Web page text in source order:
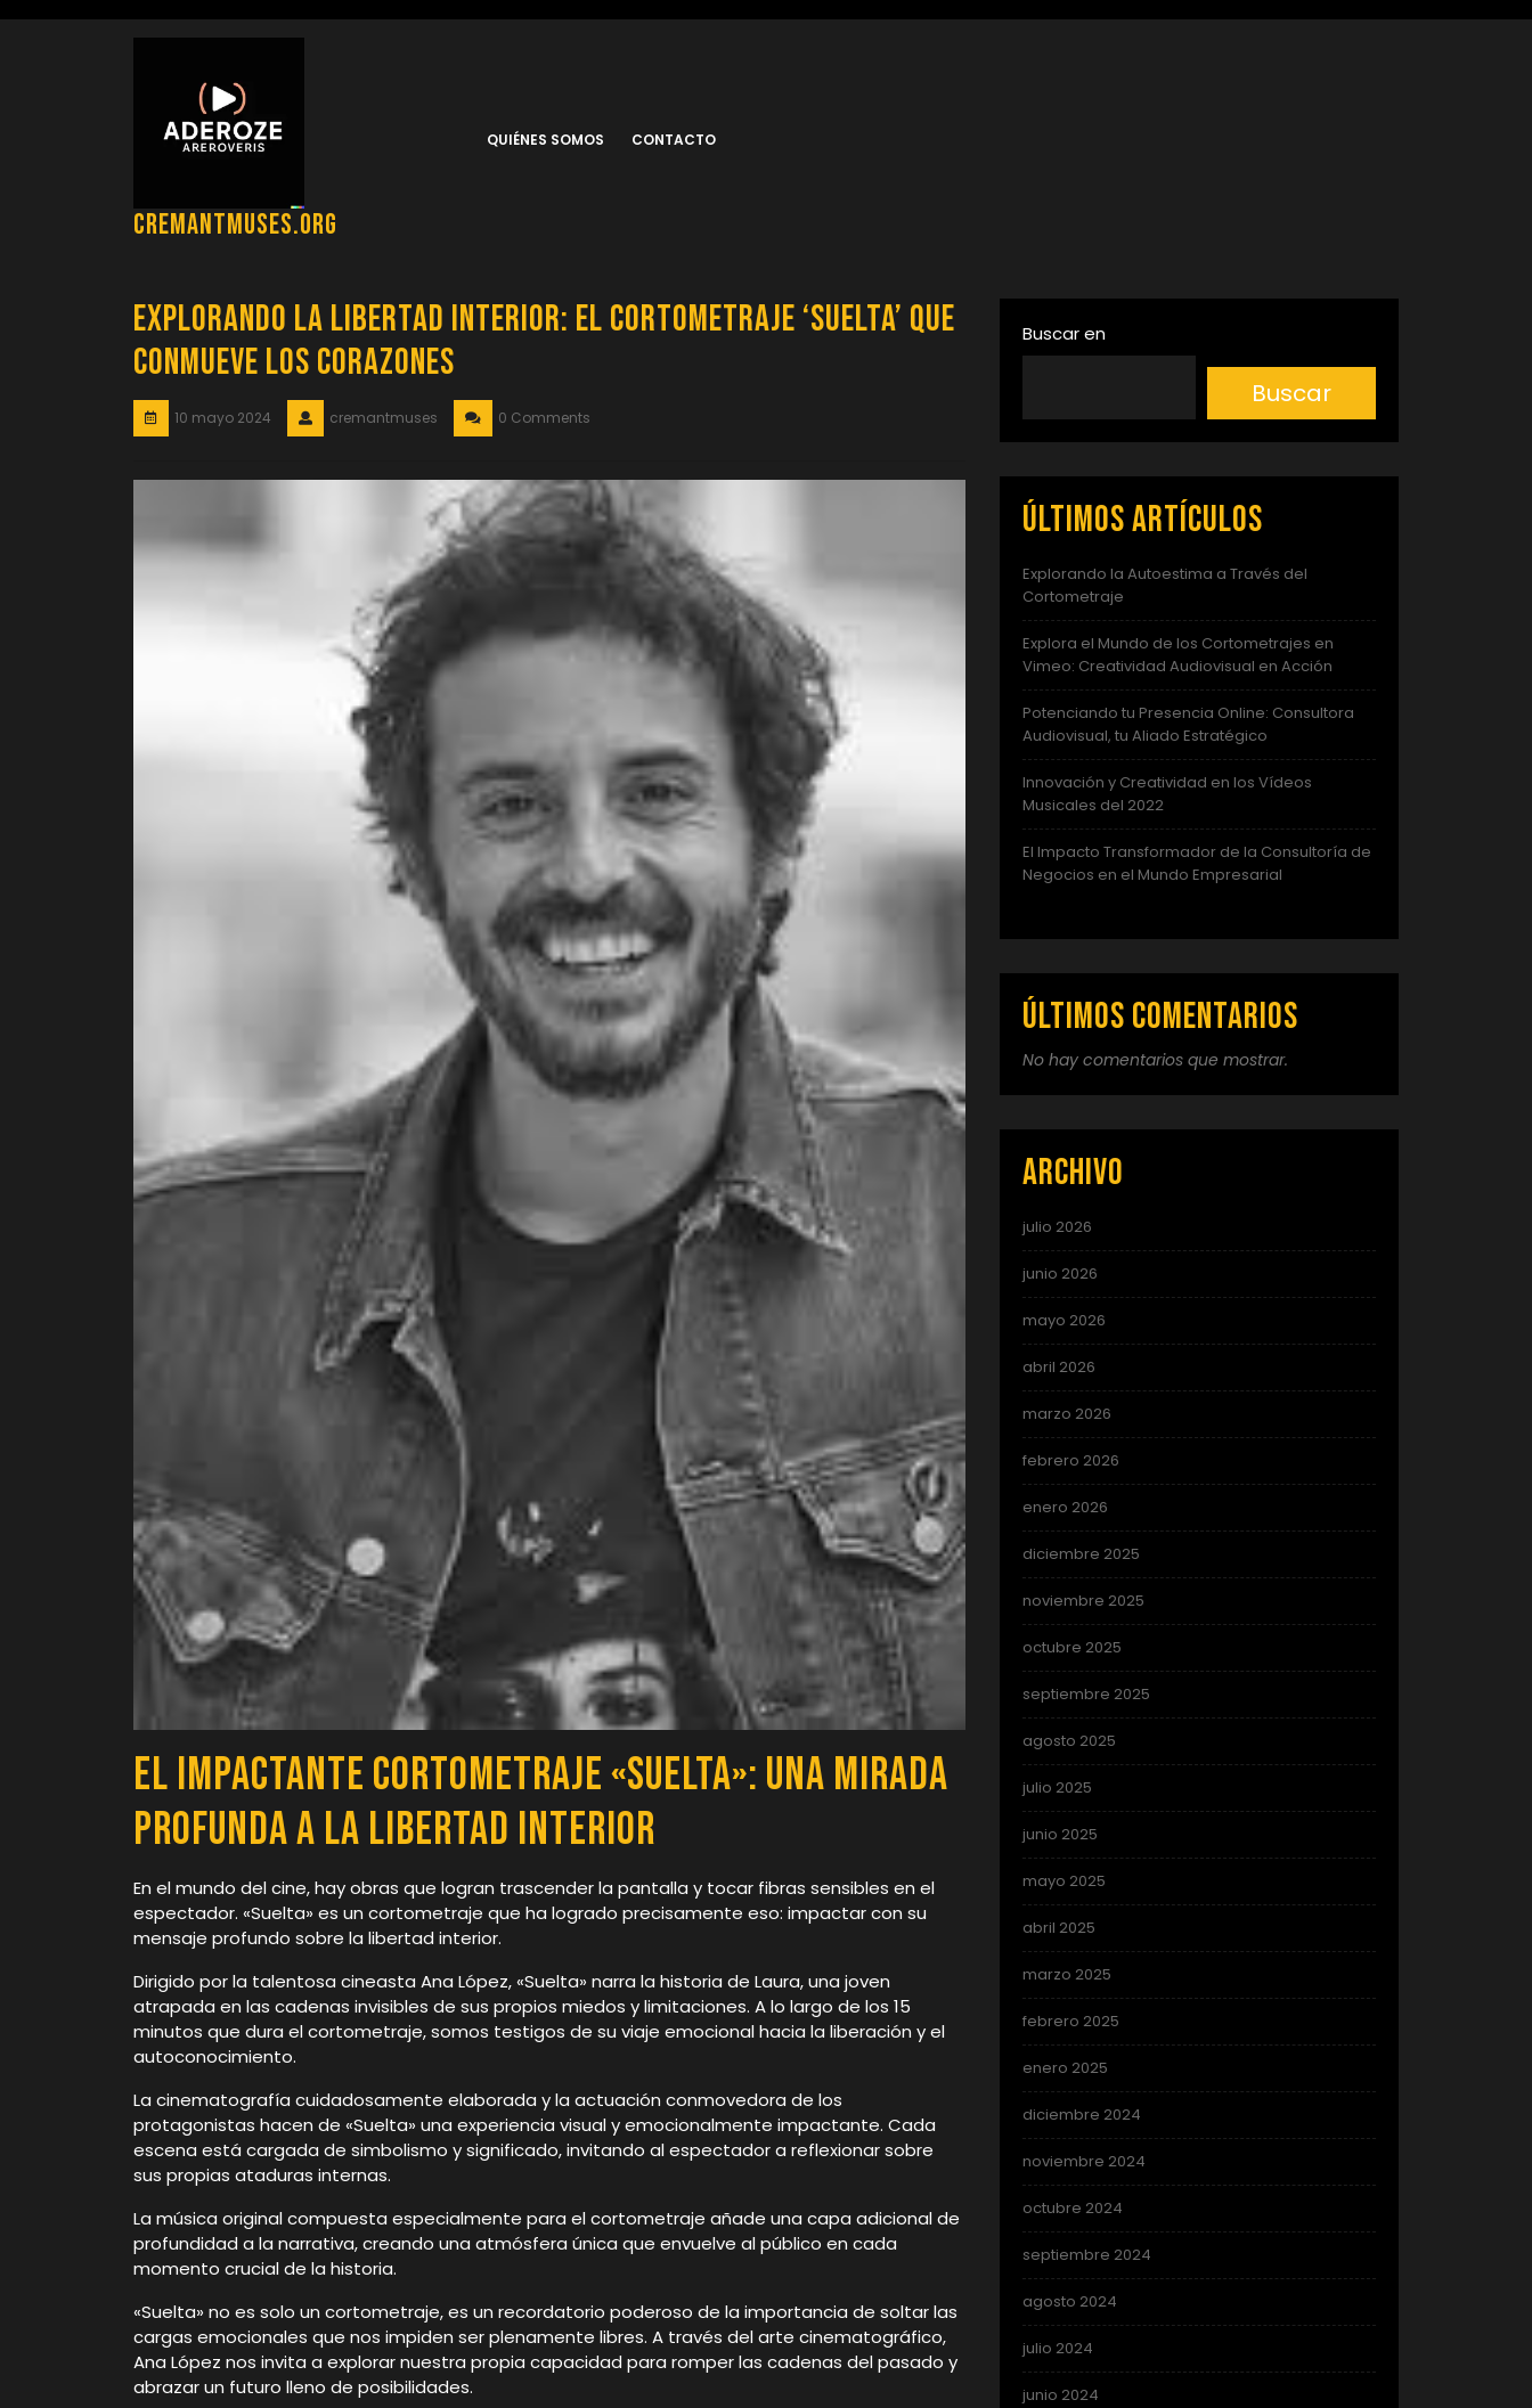
cremantmuses.org
QUIÉNES SOMOS CONTACTO
Explorando la Libertad Interior: El Cortometraje ‘Suelta’ que
Conmueve los Corazones
10 mayo 2024 cremantmuses 0 Comments
El Impactante Cortometraje «Suelta»: Una Mirada
Profunda a la Libertad Interior
En el mundo del cine, hay obras que logran trascender la pantalla y tocar fibras sensibles en el
espectador. «Suelta» es un cortometraje que ha logrado precisamente eso: impactar con su
mensaje profundo sobre la libertad interior.
Dirigido por la talentosa cineasta Ana López, «Suelta» narra la historia de Laura, una joven
atrapada en las cadenas invisibles de sus propios miedos y limitaciones. A lo largo de los 15
minutos que dura el cortometraje, somos testigos de su viaje emocional hacia la liberación y el
autoconocimiento.
La cinematografía cuidadosamente elaborada y la actuación conmovedora de los
protagonistas hacen de «Suelta» una experiencia visual y emocionalmente impactante. Cada
escena está cargada de simbolismo y significado, invitando al espectador a reflexionar sobre
sus propias ataduras internas.
La música original compuesta especialmente para el cortometraje añade una capa adicional de
profundidad a la narrativa, creando una atmósfera única que envuelve al público en cada
momento crucial de la historia.
«Suelta» no es solo un cortometraje, es un recordatorio poderoso de la importancia de soltar las
cargas emocionales que nos impiden ser plenamente libres. A través del arte cinematográfico,
Ana López nos invita a explorar nuestra propia capacidad para romper las cadenas del pasado y
abrazar un futuro lleno de posibilidades.
Buscar en
Buscar
Últimos artículos
Explorando la Autoestima a Través del
Cortometraje
Explora el Mundo de los Cortometrajes en
Vimeo: Creatividad Audiovisual en Acción
Potenciando tu Presencia Online: Consultora
Audiovisual, tu Aliado Estratégico
Innovación y Creatividad en los Vídeos
Musicales del 2022
El Impacto Transformador de la Consultoría de
Negocios en el Mundo Empresarial
Últimos comentarios
No hay comentarios que mostrar.
Archivo
julio 2026
junio 2026
mayo 2026
abril 2026
marzo 2026
febrero 2026
enero 2026
diciembre 2025
noviembre 2025
octubre 2025
septiembre 2025
agosto 2025
julio 2025
junio 2025
mayo 2025
abril 2025
marzo 2025
febrero 2025
enero 2025
diciembre 2024
noviembre 2024
octubre 2024
septiembre 2024
agosto 2024
julio 2024
junio 2024